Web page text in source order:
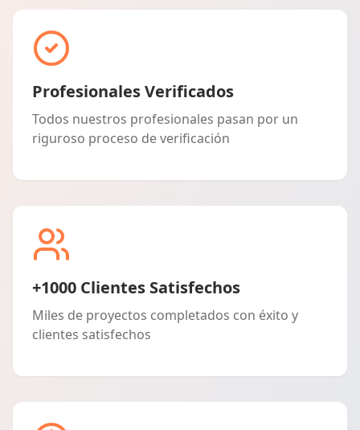
Profesionales Verificados
Todos nuestros profesionales pasan por un
riguroso proceso de verificación
+1000 Clientes Satisfechos
Miles de proyectos completados con éxito y
clientes satisfechos